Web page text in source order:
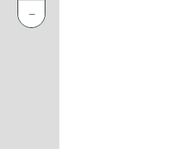
−